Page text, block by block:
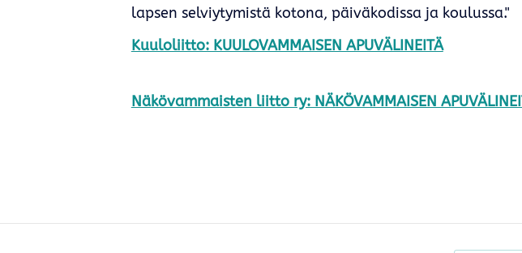
lapsen selviytymistä kotona, päiväkodissa ja koulussa."
Kuuloliitto: KUULOVAMMAISEN APUVÄLINEITÄ
Näkövammaisten liitto ry: NÄKÖVAMMAISEN